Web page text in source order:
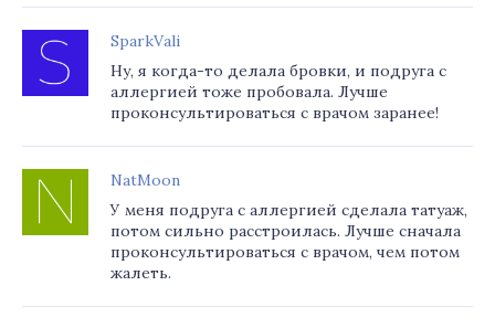
SparkVali
Ну, я когда-то делала бровки, и подруга с
аллергией тоже пробовала. Лучше
проконсультироваться с врачом заранее!
NatMoon
У меня подруга с аллергией сделала татуаж,
потом сильно расстроилась. Лучше сначала
проконсультироваться с врачом, чем потом
жалеть.